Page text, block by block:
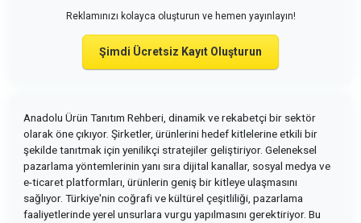
Reklamınızı kolayca oluşturun ve hemen yayınlayın!
Şimdi Ücretsiz Kayıt Oluşturun
Anadolu Ürün Tanıtım Rehberi, dinamik ve rekabetçi bir sektör
olarak öne çıkıyor. Şirketler, ürünlerini hedef kitlelerine etkili bir
şekilde tanıtmak için yenilikçi stratejiler geliştiriyor. Geleneksel
pazarlama yöntemlerinin yanı sıra dijital kanallar, sosyal medya ve
e-ticaret platformları, ürünlerin geniş bir kitleye ulaşmasını
sağlıyor. Türkiye'nin coğrafi ve kültürel çeşitliliği, pazarlama
faaliyetlerinde yerel unsurlara vurgu yapılmasını gerektiriyor. Bu